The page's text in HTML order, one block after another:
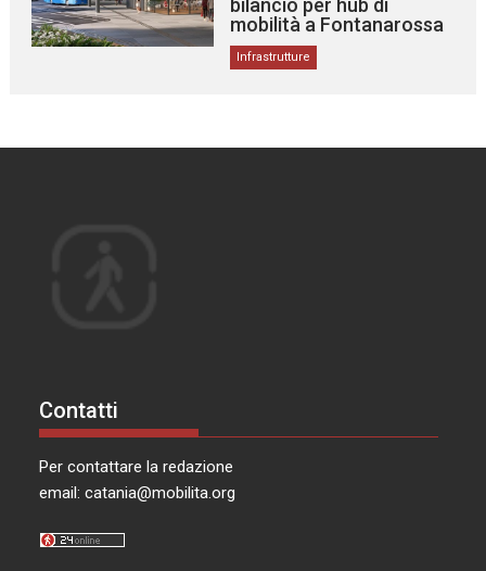
bilancio per hub di
mobilità a Fontanarossa
Infrastrutture
Contatti
Per contattare la redazione
email:catania@mobilita.org